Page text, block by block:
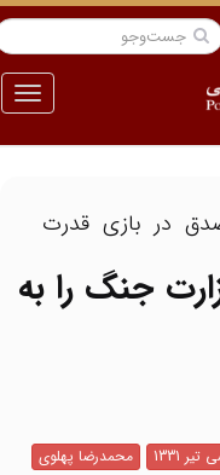
منو
در بازی قدرت
جنگ را به
1331 محمدرضا پهلوی